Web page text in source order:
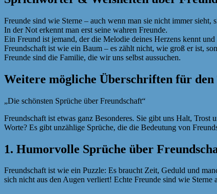
Freunde sind wie Sterne – auch wenn man sie nicht immer sieht,
In der Not erkennt man erst seine wahren Freunde.
Ein Freund ist jemand, der die Melodie deines Herzens kennt
Freundschaft ist wie ein Baum – es zählt nicht, wie groß er ist,
Freunde sind die Familie, die wir uns selbst aussuchen.
Weitere mögliche Überschriften für
„Die schönsten Sprüche über Freundschaft“
Freundschaft ist etwas ganz Besonderes. Sie gibt uns Halt,
Worte? Es gibt unzählige Sprüche, die die Bedeutung von
1. Humorvolle Sprüche über
Freundschaft ist wie ein Puzzle: Es braucht Zeit, Geduld und
sich nicht aus den Augen verliert! Echte Freunde sind wie